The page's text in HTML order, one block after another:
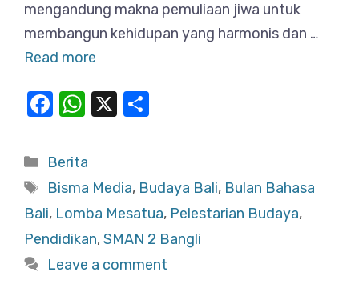
mengandung makna pemuliaan jiwa untuk
membangun kehidupan yang harmonis dan …
Read more
F
c
e
b
o
o
W
at
s
A
p
p
X
e
Categories
Berita
Tags
Bisma Media, Budaya Bali, Bulan Bahasa
Bali, Lomba Mesatua, Pelestarian Budaya,
Pendidikan,SMAN 2 Bangli
Leave a comment